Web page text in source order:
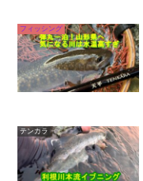
フィッシング
テンカラ